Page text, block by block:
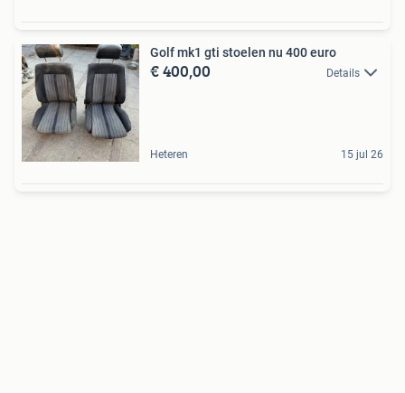
Golf mk1 gti stoelen nu 400 euro
€ 400,00 Details
Heteren 15 jul 26